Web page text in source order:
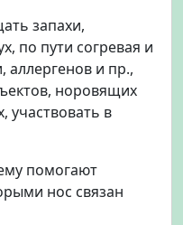
запахи,
по пути согревая и
аллергенов и пр.,
норовящих
участвовать в
помогают
нос связан